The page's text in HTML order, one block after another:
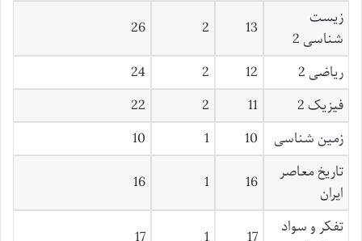
زیست
شناسی 2
13
2
26
ریاضی 2 12
2
24
فیزیک 2
11
2
22
زمین شناسی
10
1
10
تاریخ معاصر
ایران
16
1
16
تفکر و سواد